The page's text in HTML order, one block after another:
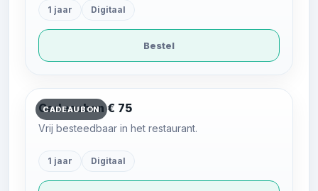
1 jaar Digitaal
Bestel
CADEAUBON
Cadeaubon € 75
Vrij besteedbaar in het restaurant.
1 jaar Digitaal